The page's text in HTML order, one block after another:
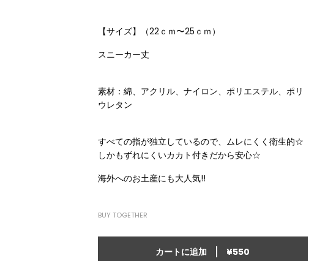
【サイズ】（22ｃｍ〜25ｃｍ）
スニーカー丈
素材：綿、アクリル、ナイロン、ポリエステル、ポリ
ウレタン
すべての指が独立しているので、ムレにくく衛生的☆
しかもずれにくいカカト付きだから安心☆
海外へのお土産にも大人気!!
BUY TOGETHER
カートに追加 | ¥550